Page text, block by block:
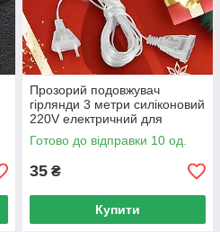
Прозорий подовжувач
гірлянди 3 метри силіконовий
220V електричний для
світлодіодних led гірлянд
Готово до відправки 10 од.
35 ₴
Купити